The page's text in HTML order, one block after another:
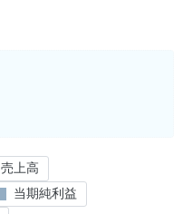
売上高
当期純利益